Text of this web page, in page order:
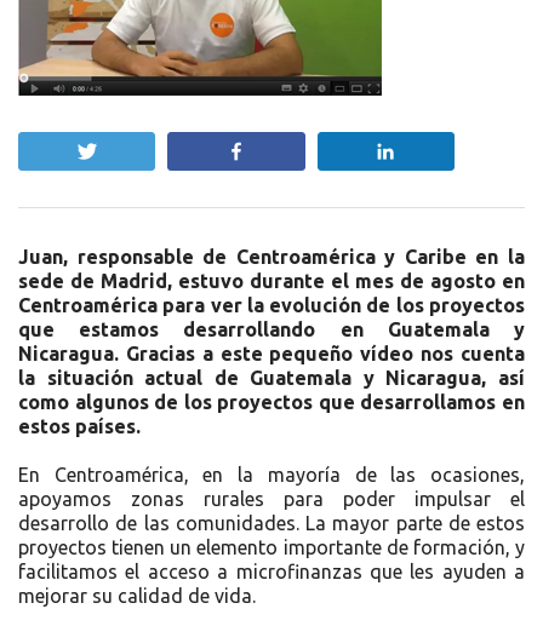
Juan, responsable de Centroamérica y Caribe en la
sede de Madrid, estuvo durante el mes de agosto en
Centroamérica para ver la evolución de los proyectos
que estamos desarrollando en Guatemala y
Nicaragua. Gracias a este pequeño vídeo nos cuenta
la situación actual de Guatemala y Nicaragua, así
como algunos de los proyectos que desarrollamos en
estos países.
En Centroamérica, en la mayoría de las ocasiones,
apoyamos zonas rurales para poder impulsar el
desarrollo de las comunidades. La mayor parte de estos
proyectos tienen un elemento importante de formación, y
facilitamos el acceso a microfinanzas que les ayuden a
mejorar su calidad de vida.